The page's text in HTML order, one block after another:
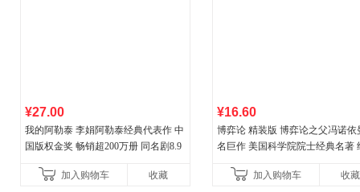
¥27.00
我的阿勒泰 李娟阿勒泰经典代表作 中
国版权金奖 畅销超200万册 同名剧8.9
加入购物车
收藏
¥16.60
博弈论 精装版 博弈论之父冯诺依
名巨作 美国科学院院士经典名著
加入购物车
收藏